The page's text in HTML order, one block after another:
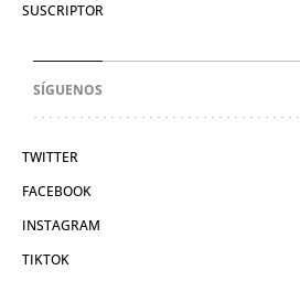
SUSCRIPTOR
SÍGUENOS
TWITTER
FACEBOOK
INSTAGRAM
TIKTOK